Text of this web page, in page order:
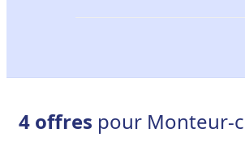
4 offres pour Monteur-